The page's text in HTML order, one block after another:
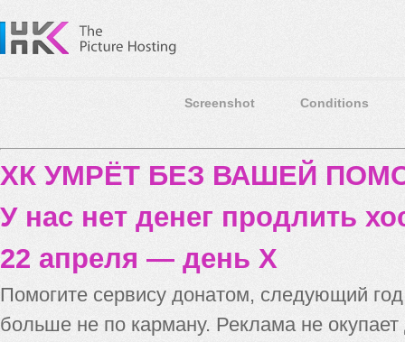
Screenshot Conditions
ХК УМРЁТ БЕЗ ВАШЕЙ
У нас нет денег продлить
22 апреля — день X
Помогите сервису донатом, следующий
больше не по карману. Реклама не